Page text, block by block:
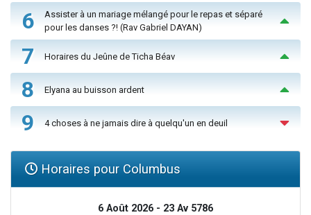
6
Assister à un mariage mélangé pour le repas et séparé
pour les danses ?! (Rav Gabriel DAYAN)
7 Horaires du Jeûne de Ticha Béav
8 Elyana au buisson ardent
9 4 choses à ne jamais dire à quelqu'un en deuil
Horaires pour Columbus
6 Août 2026 - 23 Av 5786